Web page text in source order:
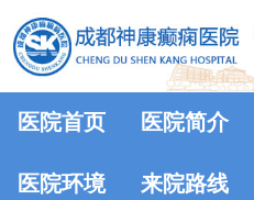
医院首页 医院简介
医院环境 来院路线